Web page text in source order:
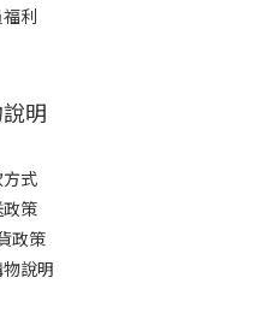
利
明
式
策
政策
說明